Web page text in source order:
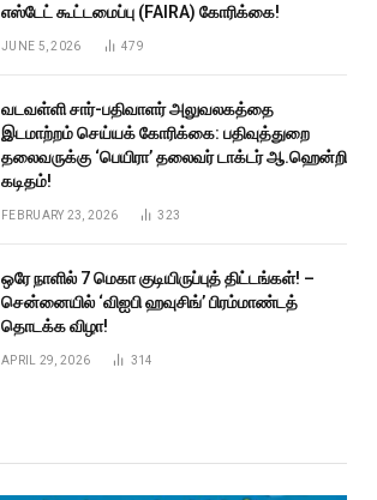
எஸ்டேட் கூட்டமைப்பு (FAIRA) கோரிக்கை!
JUNE 5, 2026 479
வடவள்ளி சார்-பதிவாளர் அலுவலகத்தை
இடமாற்றம் செய்யக் கோரிக்கை: பதிவுத்துறை
தலைவருக்கு ‘பெயிரா’ தலைவர் டாக்டர் ஆ.ஹென்றி
கடிதம்!
FEBRUARY 23, 2026 323
ஒரே நாளில் 7 மெகா குடியிருப்புத் திட்டங்கள்! –
சென்னையில் ‘விஐபி ஹவுசிங்’ பிரம்மாண்டத்
தொடக்க விழா!
APRIL 29, 2026 314